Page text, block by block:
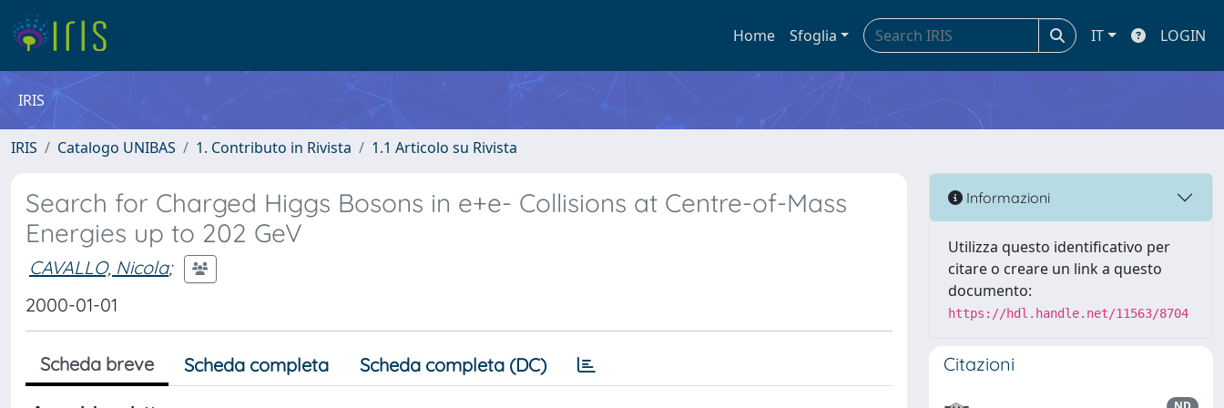
Home Sfoglia IT LOGIN
IRIS
IRIS Catalogo UNIBAS 1. Contributo in Rivista 1.1 Articolo su Rivista
Search for Charged Higgs Bosons in e+e- Collisions at Centre-of-Mass
Energies up to 202 GeV
CAVALLO, Nicola;
2000-01-01
Scheda breve Scheda completa Scheda completa (DC)
Informazioni
Utilizza questo identificativo per
citare o creare un link a questo
documento:
https://hdl.handle.net/11563/8704
Citazioni